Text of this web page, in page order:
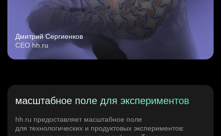
Дмитрий Сергиенков
CEO hh.ru
масштабное поле для экспериментов
hh.ru предоставляет масштабное поле
для технологических и продуктовых экспериментов: